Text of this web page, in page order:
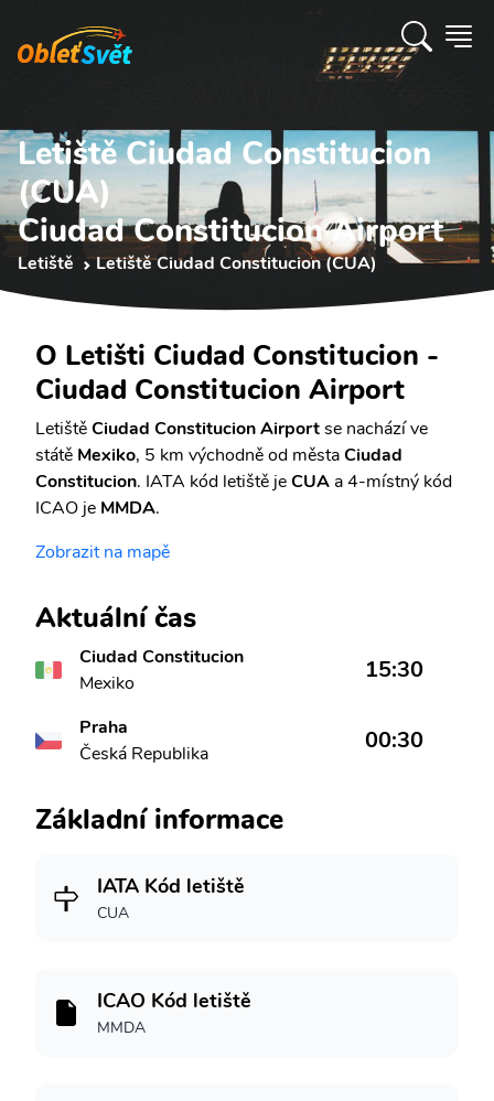
Letiště Ciudad Constitucion
(CUA)
Ciudad Constitucion Airport
Letiště Letiště Ciudad Constitucion (CUA)
O Letišti Ciudad Constitucion -
Ciudad Constitucion Airport
LetištěCiudad Constitucion Airportse nachází ve
státě Mexiko, 5 km východně od městaCiudad
Constitucion. IATA kód letiště jeCUA a 4-místný kód
ICAO je MMDA.
Zobrazit na mapě
Aktuální čas
Ciudad Constitucion
Mexiko
15:30
Praha
Česká Republika
00:30
Základní informace
IATA Kód letiště
CUA
ICAO Kód letiště
MMDA